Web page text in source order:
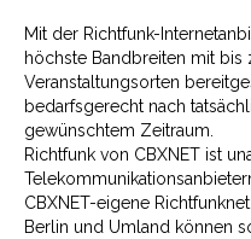
Mit der Richtfunk-
höchste Bandbreiten mit
Veranstaltungsorten
bedarfsgerecht nach
gewünschtem Zeitraum.
Richtfunk von CBXNET ist
CBXNET-eigene
Berlin und Umland können